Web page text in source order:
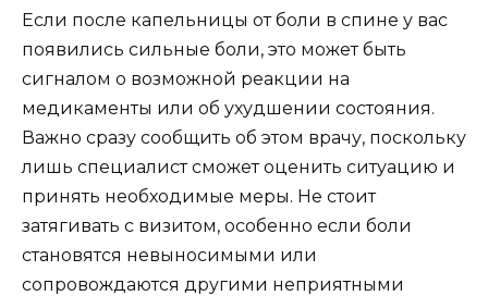
Если после капельницы от боли в спине у вас
появились сильные боли, это может быть
сигналом о возможной реакции на
медикаменты или об ухудшении состояния.
Важно сразу сообщить об этом врачу, поскольку
лишь специалист сможет оценить ситуацию и
принять необходимые меры. Не стоит
затягивать с визитом, особенно если боли
становятся невыносимыми или
сопровождаются другими неприятными